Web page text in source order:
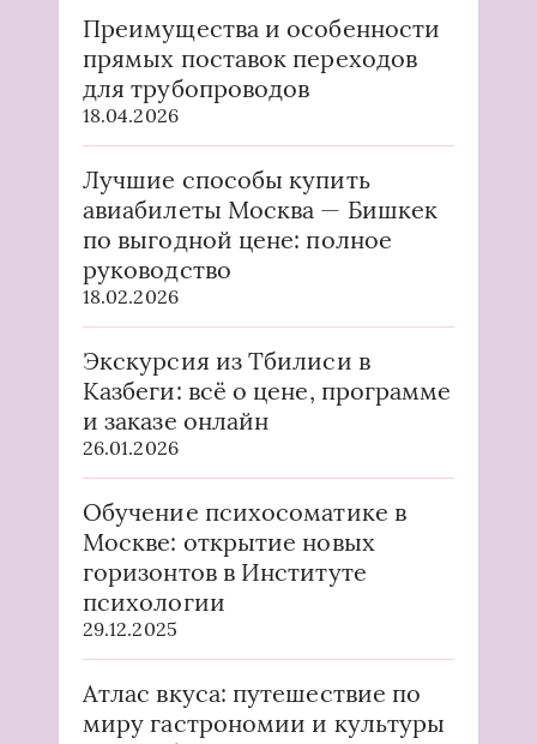
Преимущества и особенности
прямых поставок переходов
для трубопроводов
18.04.2026
Лучшие способы купить
авиабилеты Москва — Бишкек
по выгодной цене: полное
руководство
18.02.2026
Экскурсия из Тбилиси в
Казбеги: всё о цене, программе
и заказе онлайн
26.01.2026
Обучение психосоматике в
Москве: открытие новых
горизонтов в Институте
психологии
29.12.2025
Атлас вкуса: путешествие по
миру гастрономии и культуры